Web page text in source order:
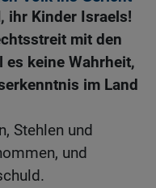
ihr Kinder Israels!
mit den
es keine Wahrheit,
im Land
Stehlen und
und